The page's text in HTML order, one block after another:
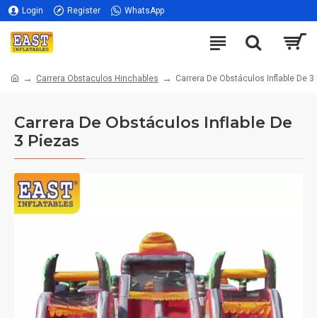
Login Register WhatsApp
Carrera Obstaculos Hinchables Carrera De Obstáculos Inflable De 3
Carrera De Obstáculos Inflable De
3 Piezas